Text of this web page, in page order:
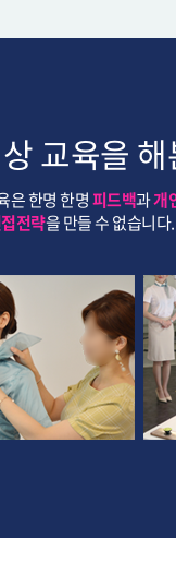
교육을
은 한명 한명피드백과개
전략을 만들 수 없습니다.